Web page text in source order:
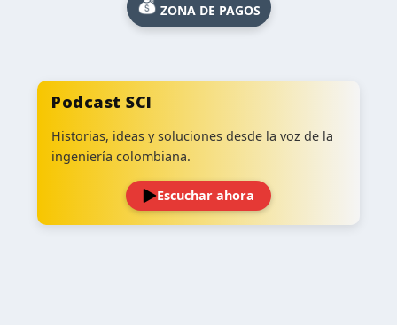
ZONA DE PAGOS
Podcast SCI
Historias, ideas y soluciones desde la voz de la
ingeniería colombiana.
Escuchar ahora